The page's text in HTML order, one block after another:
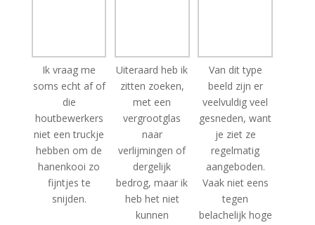
soms echt af of
die
houtbewerkers
niet een truckje
hebben om de
hanenkooi zo
fijntjes te
snijden.
zitten zoeken,
met een
vergrootglas
naar
verlijmingen of
dergelijk
bedrog, maar ik
heb het niet
kunnen
ontdekken.
beeld zijn er
veelvuldig veel
gesneden, want
je ziet ze
regelmatig
aangeboden.
Vaak niet eens
tegen
belachelijk hoge
prijzen.